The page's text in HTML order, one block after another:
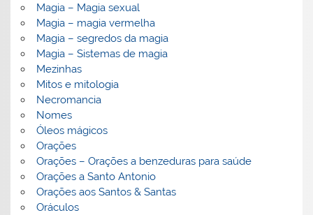
Magia – Magia sexual
Magia – magia vermelha
Magia – segredos da magia
Magia – Sistemas de magia
Mezinhas
Mitos e mitologia
Necromancia
Nomes
Óleos mágicos
Orações
Orações – Orações a benzeduras para saúde
Orações a Santo Antonio
Orações aos Santos & Santas
Oráculos